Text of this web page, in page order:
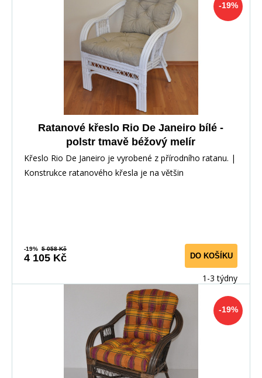
-19%
Ratanové křeslo Rio De Janeiro bílé -
polstr tmavě béžový melír
Křeslo Rio De Janeiro je vyrobené z přírodního ratanu. |
Konstrukce ratanového křesla je na většin
-19% 5 058 Kč
4 105 Kč DO KOŠÍKU
1-3 týdny
-19%